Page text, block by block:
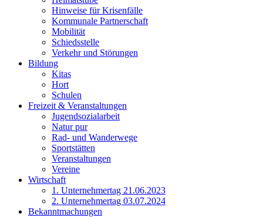
Hinweise für Krisenfälle
Kommunale Partnerschaft
Mobilität
Schiedsstelle
Verkehr und Störungen
Bildung
Kitas
Hort
Schulen
Freizeit & Veranstaltungen
Jugendsozialarbeit
Natur pur
Rad- und Wanderwege
Sportstätten
Veranstaltungen
Vereine
Wirtschaft
1. Unternehmertag 21.06.2023
2. Unternehmertag 03.07.2024
Bekanntmachungen